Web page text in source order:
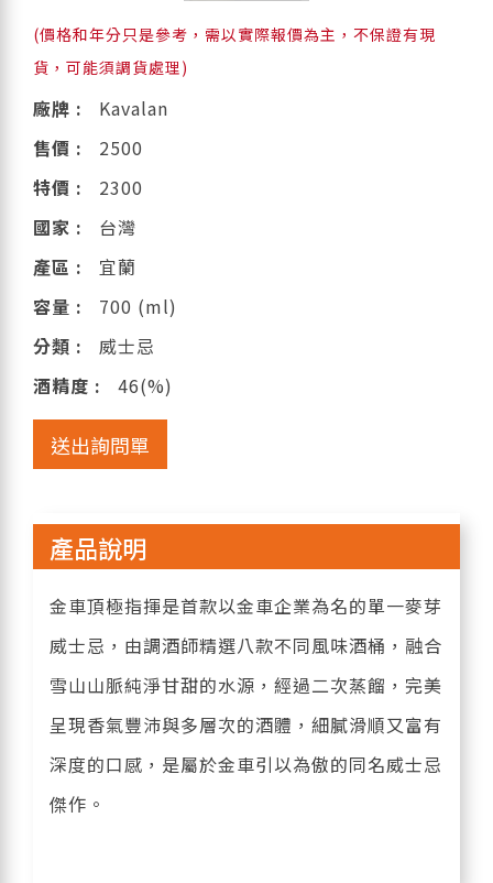
(價格和年分只是參考，需以實際報價為主，不保證有現
貨，可能須調貨處理)
廠牌 :
Kavalan
售價 :
2500
特價 :
2300
國家 :
台灣
產區 :
宜蘭
容量 :
700 (ml)
分類 :
威士忌
酒精度 :
46(%)
送出詢問單
產品說明
金車頂極指揮是首款以金車企業為名的單一麥芽
威士忌，由調酒師精選八款不同風味酒桶，融合
雪山山脈純淨甘甜的水源，經過二次蒸餾，完美
呈現香氣豐沛與多層次的酒體，細膩滑順又富有
深度的口感，是屬於金車引以為傲的同名威士忌
傑作。